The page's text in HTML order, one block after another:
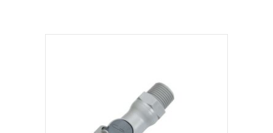
IN DEN WARENKORB